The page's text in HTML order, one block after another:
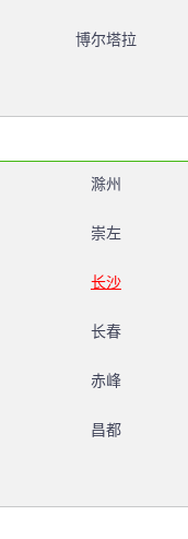
博尔塔拉
滁州
崇左
长沙
长春
赤峰
昌都